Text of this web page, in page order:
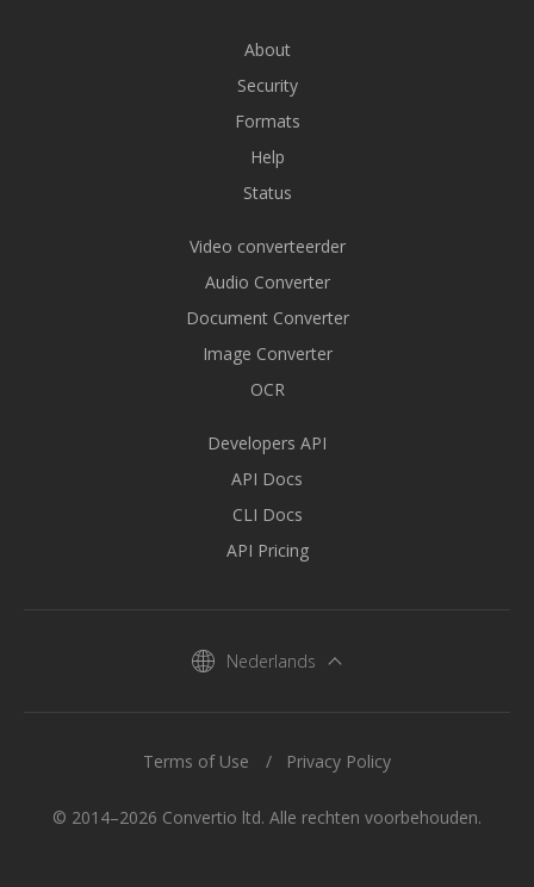
About
Security
Formats
Help
Status
Video converteerder
Audio Converter
Document Converter
Image Converter
OCR
Developers API
API Docs
CLI Docs
API Pricing
Nederlands
© 2014–2026 Convertio ltd. Alle rechten voorbehouden.
Terms of Use Privacy Policy